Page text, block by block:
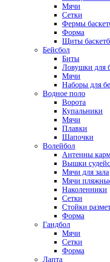
Мячи
Сетки
Фермы
Форма
Щиты
Бейсбол
Биты
Ловушки для
Мячи
Наборы для
Водное поло
Ворота
Купальники
Мячи
Плавки
Шапочки
Волейбол
Антенны
Вышки
Мячи для зала
Мячи
Наколенники
Сетки
Стойки
Форма
Гандбол
Мячи
Сетки
Форма
Лапта